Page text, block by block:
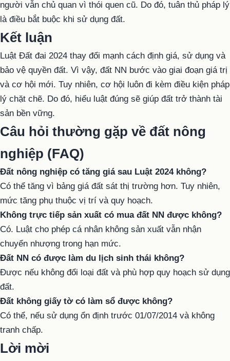
người vẫn chủ quan vì thói quen cũ. Do đó, tuân thủ pháp lý
là điều bắt buộc khi sử dụng đất.
Kết luận
Luật Đất đai 2024 thay đổi mạnh cách định giá, sử dụng và
bảo vệ quyền đất. Vì vậy, đất NN bước vào giai đoạn giá trị
và cơ hội mới. Tuy nhiên, cơ hội luôn đi kèm điều kiện pháp
lý chặt chẽ. Do đó, hiểu luật đúng sẽ giúp đất trở thành tài
sản bền vững.
Câu hỏi thường gặp về đất nông
nghiệp (FAQ)
Đất nông nghiệp có tăng giá sau Luật 2024 không?
Có thể tăng vì bảng giá đất sát thị trường hơn. Tuy nhiên,
mức tăng phụ thuộc vị trí và quy hoạch.
Không trực tiếp sản xuất có mua đất NN được không?
Có. Luật cho phép cá nhân không sản xuất vẫn nhận
chuyển nhượng trong hạn mức.
Đất NN có được làm du lịch sinh thái không?
Được nếu không đổi loại đất và phù hợp quy hoạch sử dụng
đất.
Đất không giấy tờ có làm sổ được không?
Có thể, nếu sử dụng ổn định trước 01/07/2014 và không
tranh chấp.
Lời mời